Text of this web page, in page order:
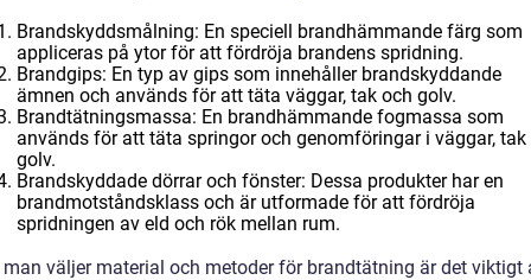
Brandskyddsmålning: En speciell brandhämmande färg som
appliceras på ytor för att fördröja brandens spridning.
Brandgips: En typ av gips som innehåller brandskyddande
ämnen och används för att täta väggar, tak och golv.
Brandtätningsmassa: En brandhämmande fogmassa som
används för att täta springor och genomföringar i väggar, tak
golv.
Brandskyddade dörrar och fönster: Dessa produkter har en
brandmotståndsklass och är utformade för att fördröja
spridningen av eld och rök mellan rum.
man väljer material och metoder för brandtätning är det viktigt